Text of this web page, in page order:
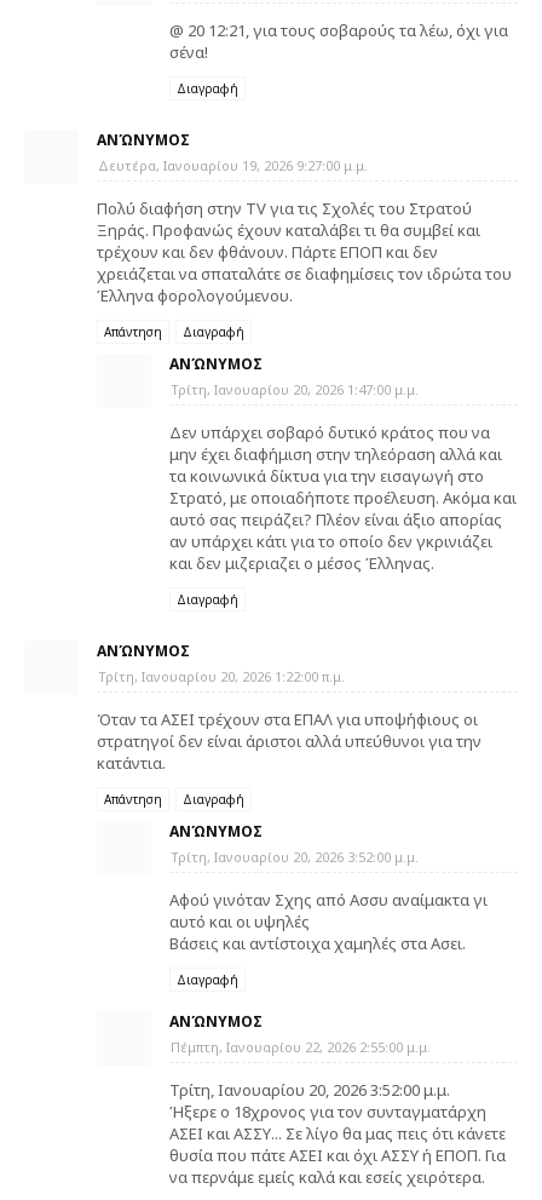
@ 20 12:21, για τους σοβαρούς τα λέω, όχι για
σένα!
Διαγραφή
ΑΝΏΝΥΜΟΣ
Δευτέρα, Ιανουαρίου 19, 2026 9:27:00 μ.μ.
Πολύ διαφήση στην ΤV για τις Σχολές του Στρατού
Ξηράς. Προφανώς έχουν καταλάβει τι θα συμβεί και
τρέχουν και δεν φθάνουν. Πάρτε ΕΠΟΠ και δεν
χρειάζεται να σπαταλάτε σε διαφημίσεις τον ιδρώτα του
Έλληνα φορολογούμενου.
Απάντηση Διαγραφή
ΑΝΏΝΥΜΟΣ
Τρίτη, Ιανουαρίου 20, 2026 1:47:00 μ.μ.
Δεν υπάρχει σοβαρό δυτικό κράτος που να
μην έχει διαφήμιση στην τηλεόραση αλλά και
τα κοινωνικά δίκτυα για την εισαγωγή στο
Στρατό, με οποιαδήποτε προέλευση. Ακόμα και
αυτό σας πειράζει? Πλέον είναι άξιο απορίας
αν υπάρχει κάτι για το οποίο δεν γκρινιάζει
και δεν μιζεριαζει ο μέσος Έλληνας.
Διαγραφή
ΑΝΏΝΥΜΟΣ
Τρίτη, Ιανουαρίου 20, 2026 1:22:00 π.μ.
Όταν τα ΑΣΕΙ τρέχουν στα ΕΠΑΛ για υποψήφιους οι
στρατηγοί δεν είναι άριστοι αλλά υπεύθυνοι για την
κατάντια.
Απάντηση Διαγραφή
ΑΝΏΝΥΜΟΣ
Τρίτη, Ιανουαρίου 20, 2026 3:52:00 μ.μ.
Αφού γινόταν Σχης από Ασσυ αναίμακτα γι
αυτό και οι υψηλές
Βάσεις και αντίστοιχα χαμηλές στα Ασει.
Διαγραφή
ΑΝΏΝΥΜΟΣ
Πέμπτη, Ιανουαρίου 22, 2026 2:55:00 μ.μ.
Τρίτη, Ιανουαρίου 20, 2026 3:52:00 μ.μ.
Ήξερε ο 18χρονος για τον συνταγματάρχη
ΑΣΕΙ και ΑΣΣΥ... Σε λίγο θα μας πεις ότι κάνετε
θυσία που πάτε ΑΣΕΙ και όχι ΑΣΣΥ ή ΕΠΟΠ. Για
να περνάμε εμείς καλά και εσείς χειρότερα.